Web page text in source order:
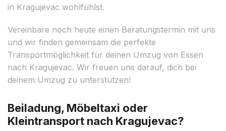
in Kragujevac wohlfühlst.
Vereinbare noch heute einen Beratungstermin mit uns
und wir finden gemeinsam die perfekte
Transportmöglichkeit für deinen Umzug von Essen
nach Kragujevac. Wir freuen uns darauf, dich bei
deinem Umzug zu unterstützen!
Beiladung, Möbeltaxi oder
Kleintransport nach Kragujevac?